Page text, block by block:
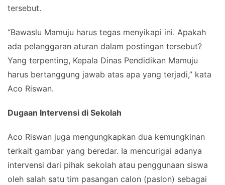
tersebut.
“Bawaslu Mamuju harus tegas menyikapi ini. Apakah
ada pelanggaran aturan dalam postingan tersebut?
Yang terpenting, Kepala Dinas Pendidikan Mamuju
harus bertanggung jawab atas apa yang terjadi,” kata
Aco Riswan.
Dugaan Intervensi di Sekolah
Aco Riswan juga mengungkapkan dua kemungkinan
terkait gambar yang beredar. Ia mencurigai adanya
intervensi dari pihak sekolah atau penggunaan siswa
oleh salah satu tim pasangan calon (paslon) sebagai